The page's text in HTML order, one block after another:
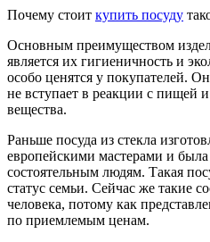
Почему стоит купить посуду
Основным преимуществом
является их гигиеничность и
особо ценятся у покупателей.
не вступает в реакции с пищей
вещества.
Раньше посуда из стекла
европейскими мастерами и была
состоятельным людям. Такая
статус семьи. Сейчас же такие
человека, потому как
по приемлемым ценам.